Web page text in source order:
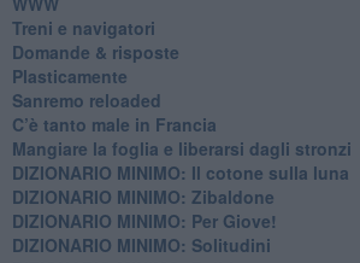
​Treni e navigatori
​Domande & risposte
​Plasticamente
Sanremo reloaded
C’è tanto male in Francia
​Mangiare la foglia e liberarsi dagli stronzi
DIZIONARIO MINIMO: Il cotone sulla luna
DIZIONARIO MINIMO: Zibaldone
DIZIONARIO MINIMO: Per Giove!
DIZIONARIO MINIMO: Solitudini